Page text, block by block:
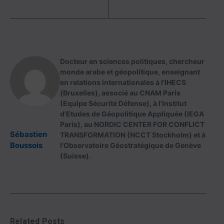
Sébastien
Boussois
Docteur en sciences politiques, chercheur
monde arabe et géopolitique, enseignant
en relations internationales à l'IHECS
(Bruxelles), associé au CNAM Paris
(Equipe Sécurité Défense), à l'Institut
d'Etudes de Géopolitique Appliquée (IEGA
Paris), au NORDIC CENTER FOR CONFLICT
TRANSFORMATION (NCCT Stockholm) et à
l'Observatoire Géostratégique de Genève
(Suisse).
Related Posts